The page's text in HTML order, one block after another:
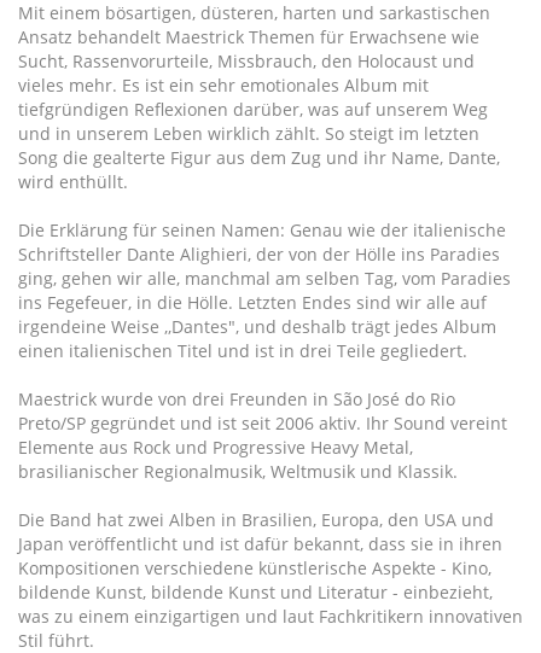
Mit einem bösartigen, düsteren, harten und sarkastischen
Ansatz behandelt Maestrick Themen für Erwachsene wie
Sucht, Rassenvorurteile, Missbrauch, den Holocaust und
vieles mehr. Es ist ein sehr emotionales Album mit
tiefgründigen Reflexionen darüber, was auf unserem Weg
und in unserem Leben wirklich zählt. So steigt im letzten
Song die gealterte Figur aus dem Zug und ihr Name, Dante,
wird enthüllt.
Die Erklärung für seinen Namen: Genau wie der italienische
Schriftsteller Dante Alighieri, der von der Hölle ins Paradies
ging, gehen wir alle, manchmal am selben Tag, vom Paradies
ins Fegefeuer, in die Hölle. Letzten Endes sind wir alle auf
irgendeine Weise ,,Dantes", und deshalb trägt jedes Album
einen italienischen Titel und ist in drei Teile gegliedert.
Maestrick wurde von drei Freunden in São José do Rio
Preto/SP gegründet und ist seit 2006 aktiv. Ihr Sound vereint
Elemente aus Rock und Progressive Heavy Metal,
brasilianischer Regionalmusik, Weltmusik und Klassik.
Die Band hat zwei Alben in Brasilien, Europa, den USA und
Japan veröffentlicht und ist dafür bekannt, dass sie in ihren
Kompositionen verschiedene künstlerische Aspekte - Kino,
bildende Kunst, bildende Kunst und Literatur - einbezieht,
was zu einem einzigartigen und laut Fachkritikern innovativen
Stil führt.